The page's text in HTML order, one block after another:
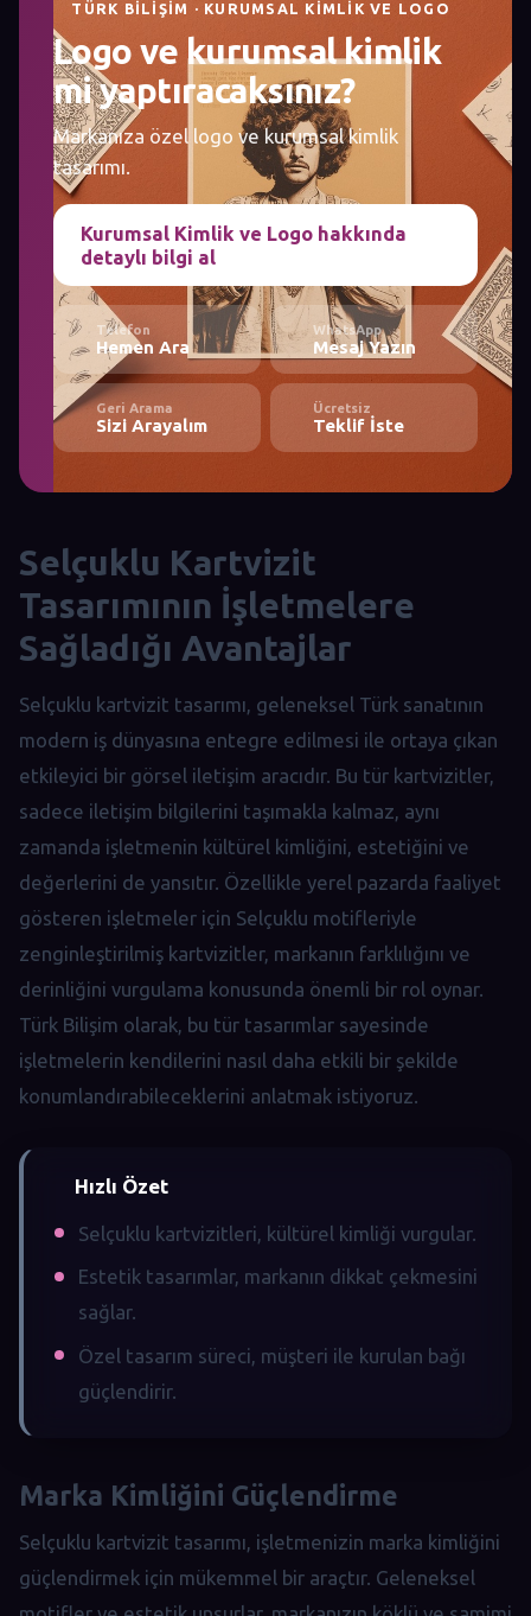
TÜRK BILIŞIM · KURUMSAL KIMLIK VE LOGO
Logo ve kurumsal kimlik
mi yaptıracaksınız?
Markanıza özel logo ve kurumsal kimlik
tasarımı.
Kurumsal Kimlik ve Logo hakkında
detaylı bilgi al
Telefon
Hemen Ara
WhatsApp
Mesaj Yazın
Geri Arama
Sizi Arayalım
Ücretsiz
Teklif İste
Selçuklu Kartvizit
Tasarımının İşletmelere
Sağladığı Avantajlar
Selçuklu kartvizit tasarımı, geleneksel Türk sanatının
modern iş dünyasına entegre edilmesi ile ortaya çıkan
etkileyici bir görsel iletişim aracıdır. Bu tür kartvizitler,
sadece iletişim bilgilerini taşımakla kalmaz, aynı
zamanda işletmenin kültürel kimliğini, estetiğini ve
değerlerini de yansıtır. Özellikle yerel pazarda faaliyet
gösteren işletmeler için Selçuklu motifleriyle
zenginleştirilmiş kartvizitler, markanın farklılığını ve
derinliğini vurgulama konusunda önemli bir rol oynar.
Türk Bilişim olarak, bu tür tasarımlar sayesinde
işletmelerin kendilerini nasıl daha etkili bir şekilde
konumlandırabileceklerini anlatmak istiyoruz.
Hızlı Özet
Selçuklu kartvizitleri, kültürel kimliği vurgular.
Estetik tasarımlar, markanın dikkat çekmesini
sağlar.
Özel tasarım süreci, müşteri ile kurulan bağı
güçlendirir.
Marka Kimliğini Güçlendirme
Selçuklu kartvizit tasarımı, işletmenizin marka kimliğini
güçlendirmek için mükemmel bir araçtır. Geleneksel